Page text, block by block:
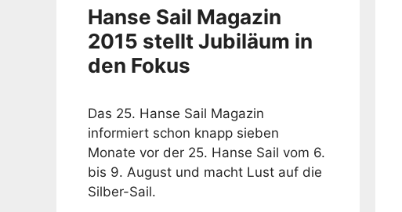
Hanse Sail Magazin
2015 stellt Jubiläum in
den Fokus
Das 25. Hanse Sail Magazin
informiert schon knapp sieben
Monate vor der 25. Hanse Sail vom 6.
bis 9. August und macht Lust auf die
Silber-Sail.